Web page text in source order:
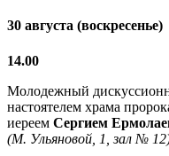
30 августа (воскресенье)
14.00
Молодежный
настоятелем храма
иереем Сергием
(М. Ульяновой, 1, зал №